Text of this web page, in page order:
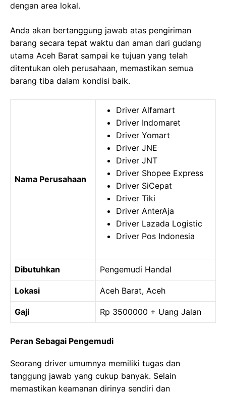
dengan area lokal.
Anda akan bertanggung jawab atas pengiriman
barang secara tepat waktu dan aman dari gudang
utama Aceh Barat sampai ke tujuan yang telah
ditentukan oleh perusahaan, memastikan semua
barang tiba dalam kondisi baik.
Nama Perusahaan
Driver Alfamart
Driver Indomaret
Driver Yomart
Driver JNE
Driver JNT
Driver Shopee Express
Driver SiCepat
Driver Tiki
Driver AnterAja
Driver Lazada Logistic
Driver Pos Indonesia
Dibutuhkan Pengemudi Handal
Lokasi Aceh Barat, Aceh
Gaji Rp 3500000 + Uang Jalan
Peran Sebagai Pengemudi
Seorang driver umumnya memiliki tugas dan
tanggung jawab yang cukup banyak. Selain
memastikan keamanan dirinya sendiri dan